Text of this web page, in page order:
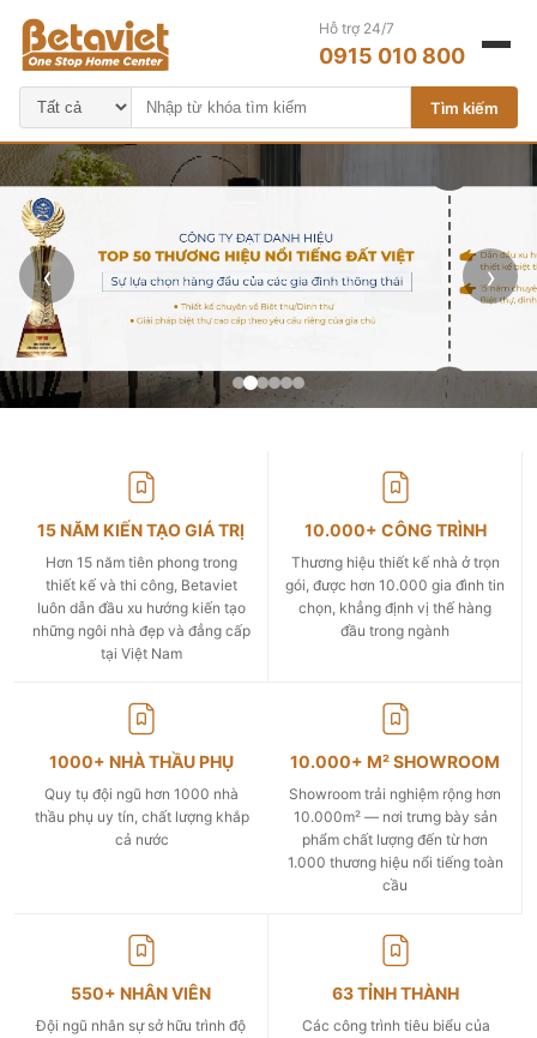
Tìm kiếm
Hỗ trợ 24/7
0915 010 800
‹ ›
15 NĂM KIẾN TẠO GIÁ TRỊ
Hơn 15 năm tiên phong trong
thiết kế và thi công, Betaviet
luôn dẫn đầu xu hướng kiến tạo
những ngôi nhà đẹp và đẳng cấp
tại Việt Nam
10.000+ CÔNG TRÌNH
Thương hiệu thiết kế nhà ở trọn
gói, được hơn 10.000 gia đình tin
chọn, khẳng định vị thế hàng
đầu trong ngành
1000+ NHÀ THẦU PHỤ
Quy tụ đội ngũ hơn 1000 nhà
thầu phụ uy tín, chất lượng khắp
cả nước
10.000+ M² SHOWROOM
Showroom trải nghiệm rộng hơn
10.000m² — nơi trưng bày sản
phẩm chất lượng đến từ hơn
1.000 thương hiệu nổi tiếng toàn
cầu
550+ NHÂN VIÊN
Đội ngũ nhân sự sở hữu trình độ
63 TỈNH THÀNH
Các công trình tiêu biểu của